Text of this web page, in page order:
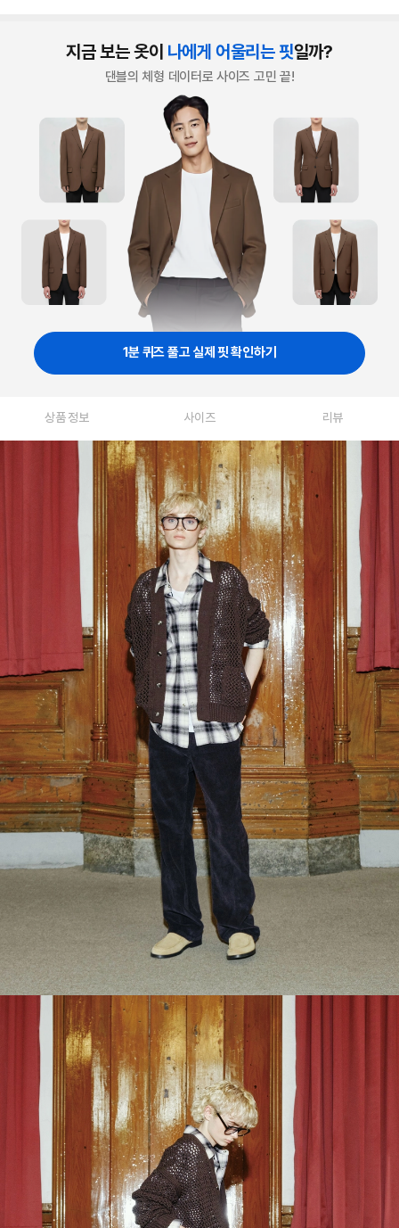
지금 보는 옷이 나에게 어울리는 핏일까?
댄블의 체형 데이터로 사이즈 고민 끝!
1분 퀴즈 풀고 실제 핏 확인하기
상품 정보 사이즈 리뷰